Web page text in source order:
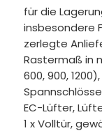
für die
insbesondere
zerlegte
Rastermaß in
600, 900,
EC-Lüfter,
1 x Volltür,